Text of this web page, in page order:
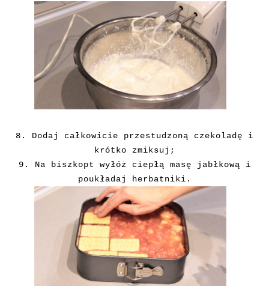
8. Dodaj całkowicie przestudzoną czekoladę i
krótko zmiksuj;
9. Na biszkopt wyłóż ciepłą masę jabłkową i
poukładaj herbatniki.